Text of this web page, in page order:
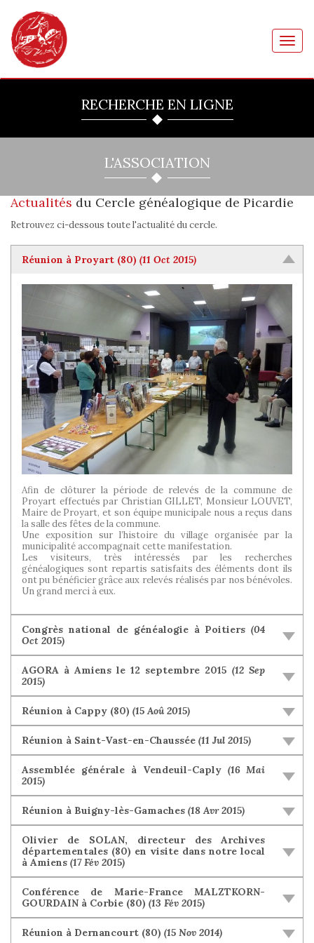
RECHERCHE EN LIGNE
L'ASSOCIATION
Actualités du Cercle généalogique de Picardie
Retrouvez ci-dessous toute l'actualité du cercle.
Réunion à Proyart (80) (11 Oct 2015)
Afin de clôturer la période de relevés de la commune de
Proyart effectués par Christian GILLET, Monsieur LOUVET,
Maire de Proyart, et son équipe municipale nous a reçus dans
la salle des fêtes de la commune.
Une exposition sur l’histoire du village organisée par la
municipalité accompagnait cette manifestation.
Les visiteurs, très intéressés par les recherches
généalogiques sont repartis satisfaits des éléments dont ils
ont pu bénéficier grâce aux relevés réalisés par nos bénévoles.
Un grand merci à eux.
Congrès national de généalogie à Poitiers(04
Oct 2015)
AGORA à Amiens le 12 septembre 2015(12 Sep
2015)
Réunion à Cappy (80) (15 Aoû 2015)
Réunion à Saint-Vast-en-Chaussée (11 Jul 2015)
Assemblée générale à Vendeuil-Caply (16 Mai
2015)
Réunion à Buigny-lès-Gamaches (18 Avr 2015)
Olivier de SOLAN, directeur des Archives
départementales (80) en visite dans notre local
à Amiens (17 Fév 2015)
Conférence de Marie-France MALZTKORN-
GOURDAIN à Corbie (80) (13 Fév 2015)
Réunion à Dernancourt (80) (15 Nov 2014)